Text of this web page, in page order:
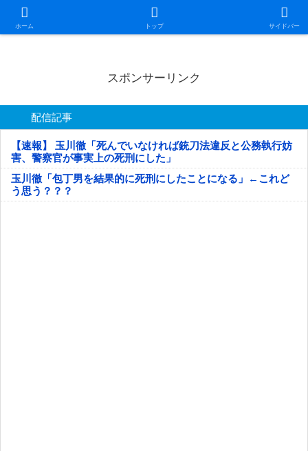
ホーム トップ サイドバー
日本第一！ニュース録
スポンサーリンク
配信記事
【速報】 玉川徹「死んでいなければ銃刀法違反と公務執行妨
害、警察官が事実上の死刑にした」
玉川徹「包丁男を結果的に死刑にしたことになる」←これど
う思う？？？